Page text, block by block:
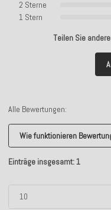
2 Sterne
1 Stern
Teilen Sie
Alle Bewertungen:
Wie funktionieren
Einträge insgesamt: 1